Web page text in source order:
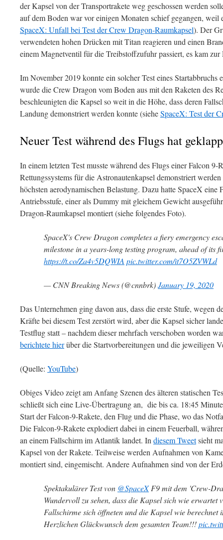
der Kapsel von der Transportrakete weg geschossen werden
auf dem Boden war vor einigen Monaten schief gegangen, weil
SpaceX: Unfall bei Test der Crew Dragon-Raumkapsel). Der
verwendeten hohen Drücken mit Titan reagieren und einen
einem Magnetventil für die Treibstoffzufuhr passiert, es kam
Im November 2019 konnte ein solcher Test eines
wurde die Crew Dragon vom Boden aus mit den Raketen des
beschleunigten die Kapsel so weit in die Höhe, dass deren
Landung demonstriert werden konnte (sieheSpaceX: Test der
Neuer Test während des Flugs hat
In einem letzten Test musste während des Flugs einer Falcon
Rettungssystems für die Astronautenkapsel demonstriert
höchsten aerodynamischen Belastung. Dazu hatte SpaceX eine
Antriebsstufe, einer als Dummy mit gleichem Gewicht
Dragon-Raumkapsel montiert (siehe folgendes Foto).
SpaceX's Crew Dragon completes a fiery emergency
milestone in a years-long testing program, ahead of its
https://t.co/Za4v5DQWIA pic.twitter.com/it7O5ZVWLd
— CNN Breaking News (@cnnbrk)January 19, 2020
Das Unternehmen ging davon aus, dass die erste Stufe, wegen
Kräfte bei diesem Test zerstört wird, aber die Kapsel sicher
Testflug statt – nachdem dieser mehrfach verschoben worden
berichtete hierüber die Startvorbereitungen und die jeweiligen
(Quelle: YouTube)
Obiges Video zeigt am Anfang Szenen des älteren statischen
schließt sich eine Live-Übertragung an, die bis ca. 18:45
Start der Falcon-9-Rakete, den Flug und die Phase, wo das
Die Falcon-9-Rakete explodiert dabei in einem Feuerball,
an einem Fallschirm im Atlantik landet. In diesem Tweetsieht
Kapsel von der Rakete. Teilweise werden Aufnahmen von
montiert sind, eingemischt. Andere Aufnahmen sind von der
Spektakulärer Test von @SpaceXF9 mit dem 'Crew-
Wundervoll zu sehen, dass die Kapsel sich wie erwartet
Fallschirme sich öffneten und die Kapsel wie berechnet
Herzlichen Glückwunsch dem gesamten Team!!!